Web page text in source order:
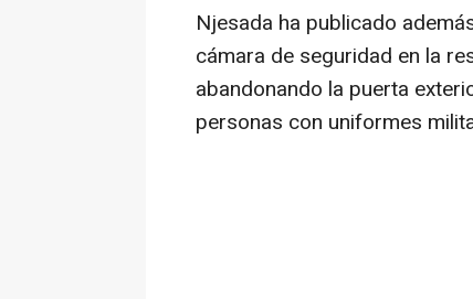
Njesada ha publicado
cámara de seguridad en la
abandonando la puerta
personas con uniformes